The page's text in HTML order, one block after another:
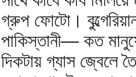
গ্রুপ ফোটো।
পাকিস্তানী— কত
দিকটায় গ্যাস জ্বেলে